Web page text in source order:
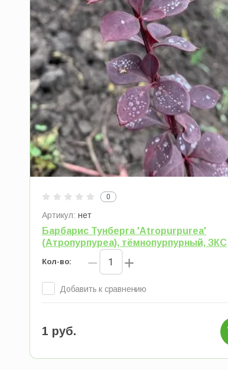
0
Артикул: нет
Барбарис Тунберга 'Atropurpurea'
(Атропурпуреа), тёмнопурпурный, ЗКС
Кол-во: − +
Добавить к сравнению
1 руб.